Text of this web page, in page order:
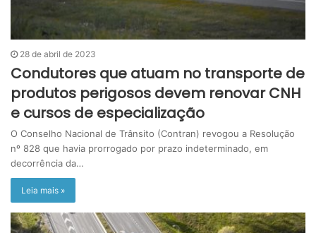
28 de abril de 2023
Condutores que atuam no transporte de
produtos perigosos devem renovar CNH
e cursos de especialização
O Conselho Nacional de Trânsito (Contran) revogou a Resolução
nº 828 que havia prorrogado por prazo indeterminado, em
decorrência da…
Leia mais »